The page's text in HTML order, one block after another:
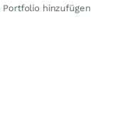
Portfolio hinzufügen